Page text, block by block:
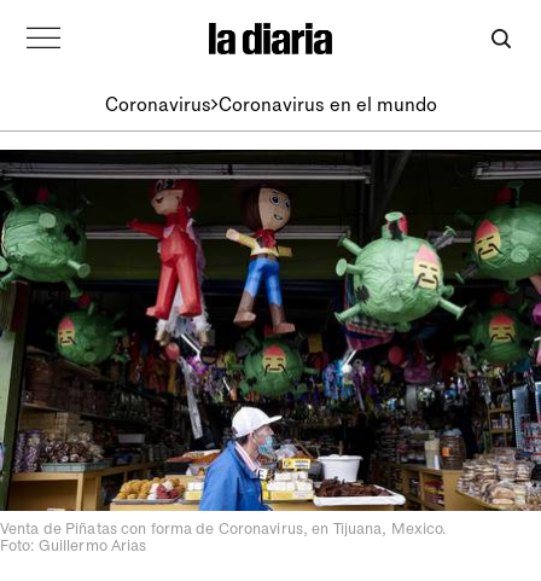
Coronavirus Coronavirus en el mundo
Venta de Piñatas con forma de Coronavirus, en Tijuana, Mexico.
Foto: Guillermo Arias